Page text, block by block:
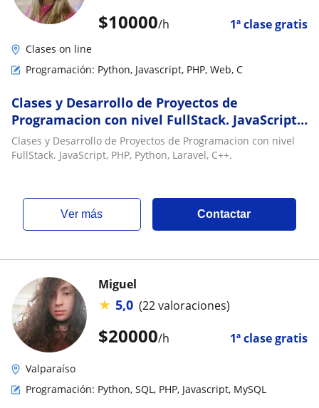
$10000/h 1ª clase gratis
Clases on line
Programación: Python, Javascript, PHP, Web, C
Clases y Desarrollo de Proyectos de
Programacion con nivel FullStack. JavaScript,
PHP, Python, Laravel, C
Clases y Desarrollo de Proyectos de Programacion con nivel
FullStack. JavaScript, PHP, Python, Laravel, C++.
ver más Contactar
$20000/h 1ª clase gratis
Miguel
★ 5,0 (22 valoraciones)
Valparaíso
Programación: Python, SQL, PHP, Javascript, MySQL